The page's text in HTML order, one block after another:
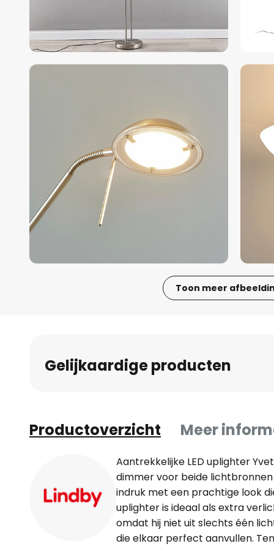
Toon meer
vanGelijkaardige producten
Productoverzicht Meer
Aantrekkelijke LED uplighter
dimmer voor beide
indruk met een prachtige look
uplighter is ideaal als extra
omdat hij niet uit slechts één
die elkaar perfect aanvullen.